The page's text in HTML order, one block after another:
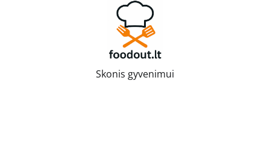
Skonis gyvenimui